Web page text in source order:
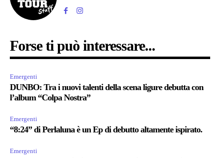
Forse ti può interessare...
Emergenti
DUNBO: Tra i nuovi talenti della scena ligure debutta con
l’album “Colpa Nostra”
Emergenti
“8:24” di Perlaluna è un Ep di debutto altamente ispirato.
Emergenti